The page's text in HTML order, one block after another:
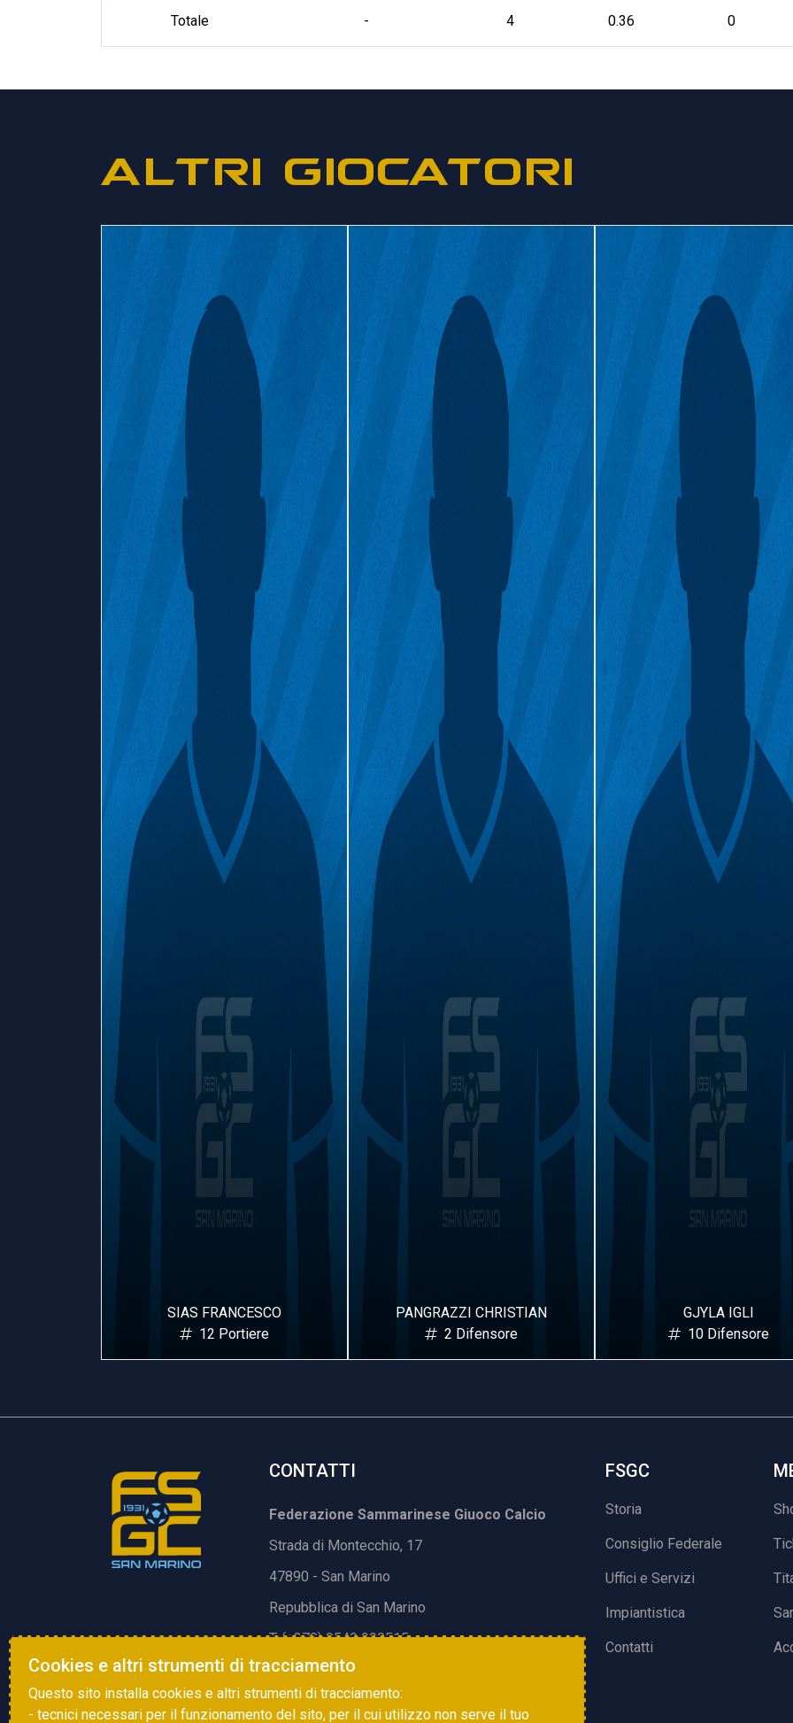
Totale - 4 0.36 0
ALTRI GIOCATORI
SIAS FRANCESCO
12 Portiere
PANGRAZZI CHRISTIAN
2 Difensore
GJYLA IGLI
10 Difensore
CONTATTI
Federazione Sammarinese Giuoco Calcio
Strada di Montecchio, 17
47890 - San Marino
Repubblica di San Marino
T. (+378) 0549 990515
E.info@fsgc.sm
FSGC
Storia
Consiglio Federale
Uffici e Servizi
Impiantistica
Contatti
Cookies e altri strumenti di tracciamento
Questo sito installa cookies e altri strumenti di tracciamento:
- tecnici necessari per il funzionamento del sito, per il cui utilizzo non serve il tuo